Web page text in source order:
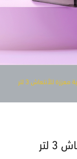
للأنتعاش 3 لتر